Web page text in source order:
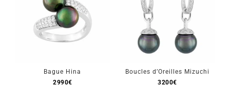
Bague Hina
2990€
Boucles d’Oreilles Mizuchi
3200€